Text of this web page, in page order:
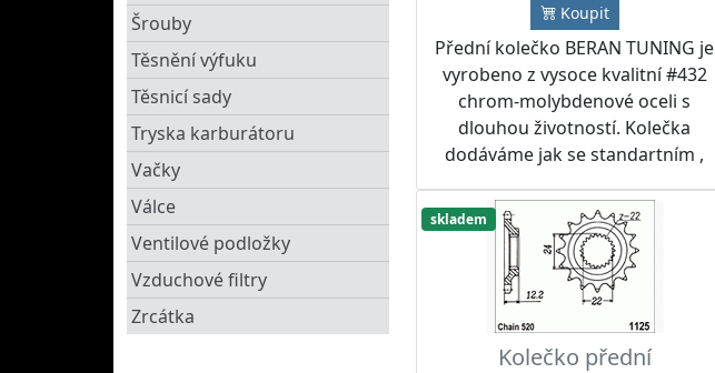
Šrouby
Těsnění výfuku
Těsnicí sady
Tryska karburátoru
Vačky
Válce
Ventilové podložky
Vzduchové filtry
Zrcátka
Koupit
Přední kolečko BERAN TUNING je
vyrobeno z vysoce kvalitní #432
chrom-molybdenové oceli s
dlouhou životností. Kolečka
dodáváme jak se standartním ,
Doporučujeme kolečko použít
spolu s RK nebo IRIS řetězem a
rozetou BERAN TUNING nebo
SUPERSPROX do řetězových sad
dle přání zákazníka.
skladem
Kolečko přední